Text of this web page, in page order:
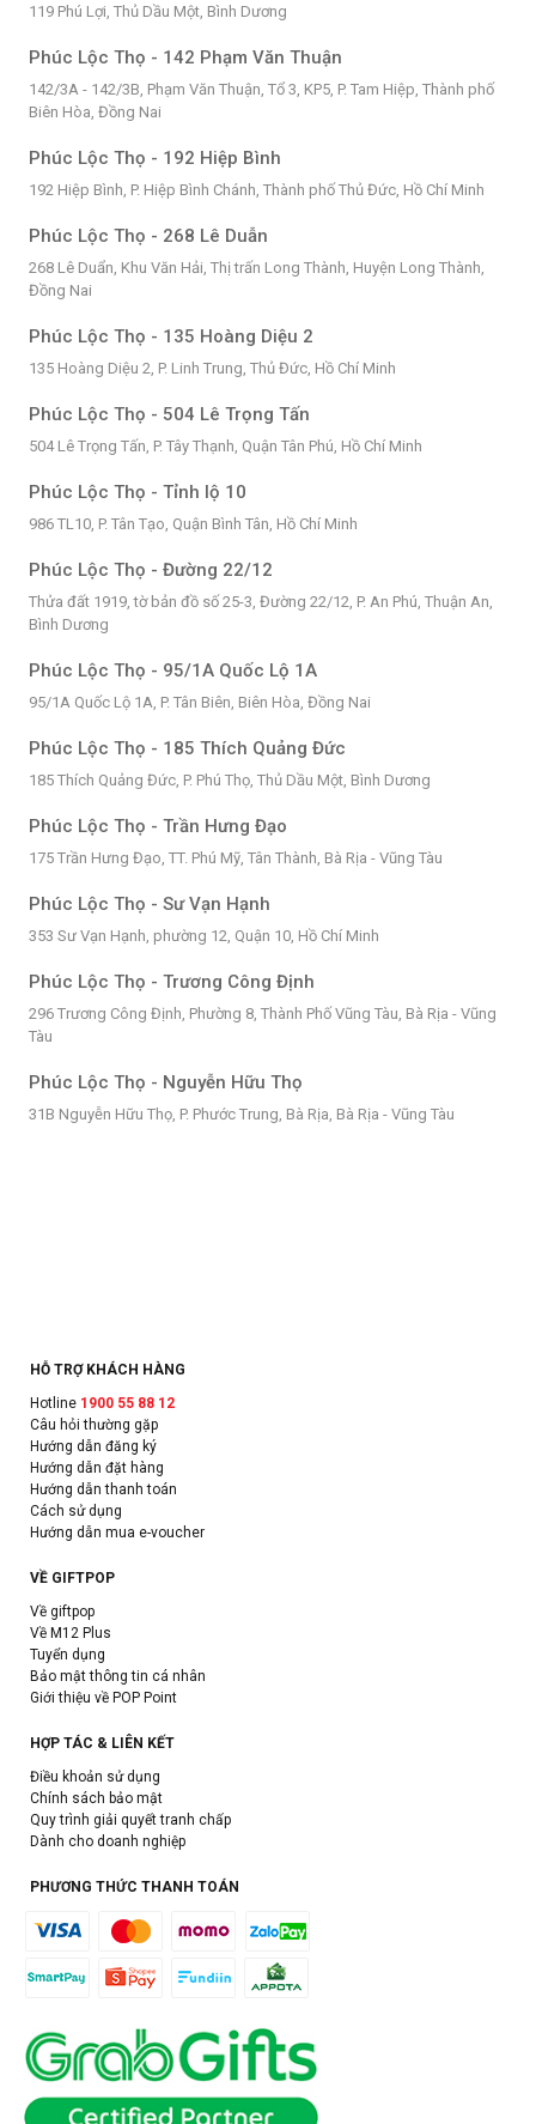
119 Phú Lợi, Thủ Dầu Một, Bình Dương
Phúc Lộc Thọ - 142 Phạm Văn Thuận
142/3A - 142/3B, Phạm Văn Thuận, Tổ 3, KP5, P. Tam Hiệp, Thành phố
Biên Hòa, Đồng Nai
Phúc Lộc Thọ - 192 Hiệp Bình
192 Hiệp Bình, P. Hiệp Bình Chánh, Thành phố Thủ Đức, Hồ Chí Minh
Phúc Lộc Thọ - 268 Lê Duẫn
268 Lê Duẩn, Khu Văn Hải, Thị trấn Long Thành, Huyện Long Thành,
Đồng Nai
Phúc Lộc Thọ - 135 Hoàng Diệu 2
135 Hoàng Diệu 2, P. Linh Trung, Thủ Đức, Hồ Chí Minh
Phúc Lộc Thọ - 504 Lê Trọng Tấn
504 Lê Trọng Tấn, P. Tây Thạnh, Quận Tân Phú, Hồ Chí Minh
Phúc Lộc Thọ - Tỉnh lộ 10
986 TL10, P. Tân Tạo, Quận Bình Tân, Hồ Chí Minh
Phúc Lộc Thọ - Đường 22/12
Thửa đất 1919, tờ bản đồ số 25-3, Đường 22/12, P. An Phú, Thuận An,
Bình Dương
Phúc Lộc Thọ - 95/1A Quốc Lộ 1A
95/1A Quốc Lộ 1A, P. Tân Biên, Biên Hòa, Đồng Nai
Phúc Lộc Thọ - 185 Thích Quảng Đức
185 Thích Quảng Đức, P. Phú Thọ, Thủ Dầu Một, Bình Dương
Phúc Lộc Thọ - Trần Hưng Đạo
175 Trần Hưng Đạo, TT. Phú Mỹ, Tân Thành, Bà Rịa - Vũng Tàu
Phúc Lộc Thọ - Sư Vạn Hạnh
353 Sư Vạn Hạnh, phường 12, Quận 10, Hồ Chí Minh
Phúc Lộc Thọ - Trương Công Định
296 Trương Công Định, Phường 8, Thành Phố Vũng Tàu, Bà Rịa - Vũng
Tàu
Phúc Lộc Thọ - Nguyễn Hữu Thọ
31B Nguyễn Hữu Thọ, P. Phước Trung, Bà Rịa, Bà Rịa - Vũng Tàu
HỖ TRỢ KHÁCH HÀNG
Hotline 1900 55 88 12
Câu hỏi thường gặp
Hướng dẫn đăng ký
Hướng dẫn đặt hàng
Hướng dẫn thanh toán
Cách sử dụng
Hướng dẫn mua e-voucher
VỀ GIFTPOP
Về giftpop
Về M12 Plus
Tuyển dụng
Bảo mật thông tin cá nhân
Giới thiệu về POP Point
HỢP TÁC & LIÊN KẾT
Điều khoản sử dụng
Chính sách bảo mật
Quy trình giải quyết tranh chấp
Dành cho doanh nghiệp
PHƯƠNG THỨC THANH TOÁN